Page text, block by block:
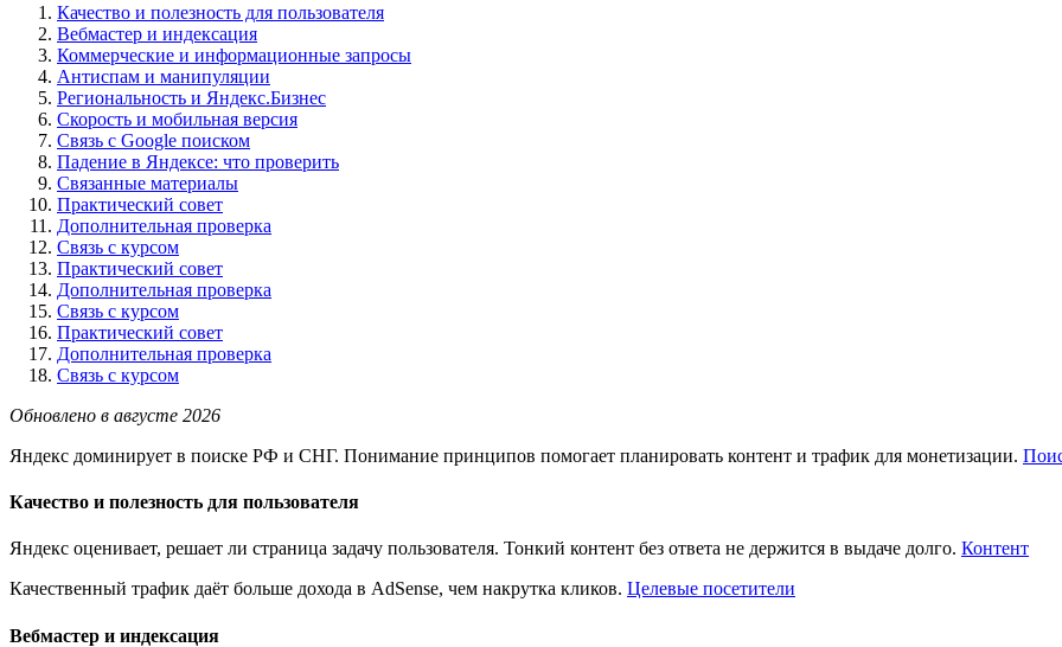
Качество и полезность для пользователя
Вебмастер и индексация
Коммерческие и информационные запросы
Антиспам и манипуляции
Региональность и Яндекс.Бизнес
Скорость и мобильная версия
Связь с Google поиском
Падение в Яндексе: что проверить
Связанные материалы
Практический совет
Дополнительная проверка
Связь с курсом
Практический совет
Дополнительная проверка
Связь с курсом
Практический совет
Дополнительная проверка
Связь с курсом
Обновлено в августе 2026
Яндекс доминирует в поиске РФ и СНГ. Понимание принципов помогает планировать контент и трафик для монетизации.
Качество и полезность для пользователя
Яндекс оценивает, решает ли страница задачу пользователя. Тонкий контент без ответа не держится в выдаче долго. Контент
Качественный трафик даёт больше дохода в AdSense, чем накрутка кликов. Целевые посетители
Вебмастер и индексация